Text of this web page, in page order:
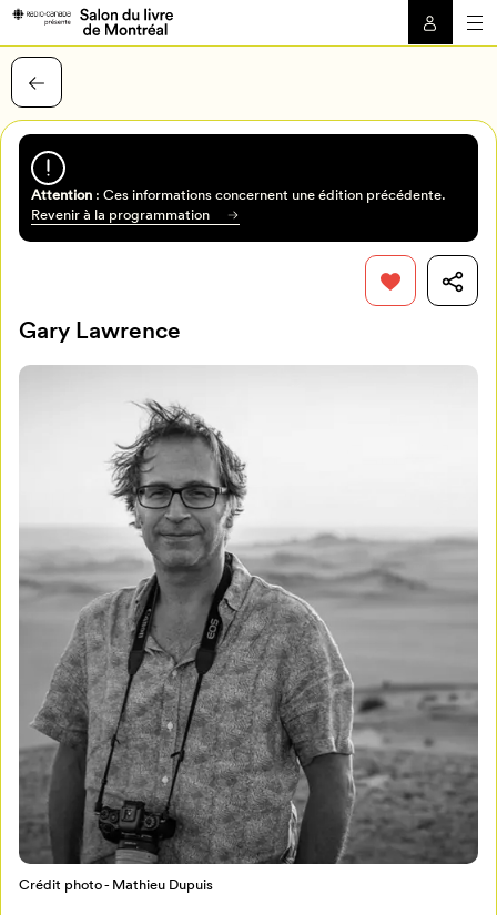
Mon Salon
Programmation
Billetterie
Attention: Ces informations concernent une édition précédente.
Revenir à la programmation
Gary Lawrence
Crédit photo - Mathieu Dupuis
Pour enregistrer vos favoris,
connectez-vous ou créez votre profil
Mon Salon